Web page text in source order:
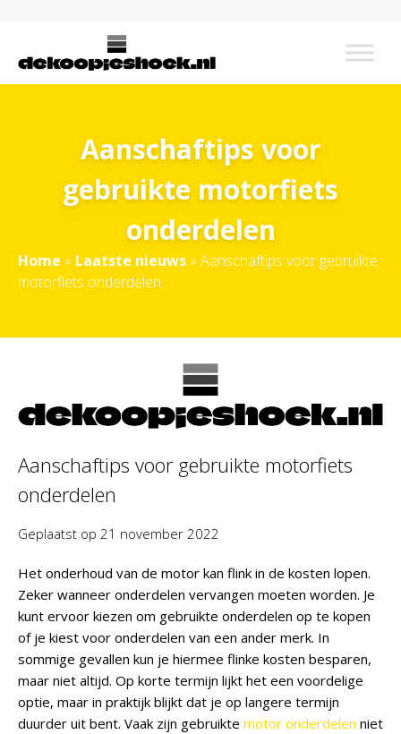
Aanschaftips voor
gebruikte motorfiets
onderdelen
Home » Laatste nieuws » Aanschaftips voor gebruikte
motorfiets onderdelen
Aanschaftips voor gebruikte motorfiets
onderdelen
Geplaatst op 21 november 2022
Het onderhoud van de motor kan flink in de kosten lopen.
Zeker wanneer onderdelen vervangen moeten worden. Je
kunt ervoor kiezen om gebruikte onderdelen op te kopen
of je kiest voor onderdelen van een ander merk. In
sommige gevallen kun je hiermee flinke kosten besparen,
maar niet altijd. Op korte termijn lijkt het een voordelige
optie, maar in praktijk blijkt dat je op langere termijn
duurder uit bent. Vaak zijn gebruikte motor onderdelen niet